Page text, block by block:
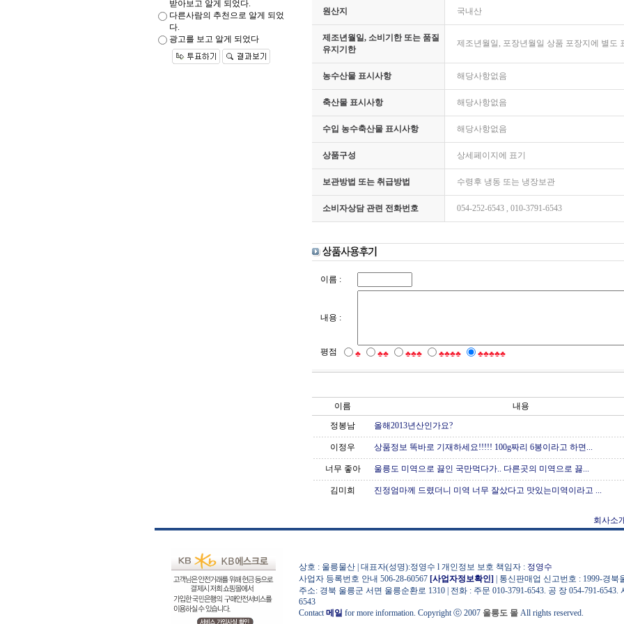
받아보고 알게 되었다.
다른사람의 추천으로 알게 되었
다.
광고를 보고 알게 되었다
원산지 국내산
제조년월일, 소비기한 또는 품질
유지기한
제조년월일, 포장년월일 상품 포장지에 별도
농수산물 표시사항 해당사항없음
축산물 표시사항 해당사항없음
수입 농수축산물 표시사항 해당사항없음
상품구성 상세페이지에 표기
보관방법 또는 취급방법 수령후 냉동 또는 냉장보관
소비자상담 관련 전화번호 054-252-6543 , 010-3791-6543
이름 :
내용 :
평점 ♣ ♣♣ ♣♣♣ ♣♣♣♣ ♣♣♣♣♣
이름
내용
정봉남
올해2013년산인가요?
이정우 상품정보 똑바로 기재하세요!!!!! 100g짜리 6봉이라고 하면...
너무 좋아 울릉도 미역으로 끓인 국만먹다가.. 다른곳의 미역으로 끓...
김미희 진정엄마께 드렸더니 미역 너무 잘샀다고 맛있는미역이라고 ...
회사소
상호 : 울릉물산 | 대표자(성명):정영수 l 개인정보 보호 책임자 : 정영수
사업자 등록번호 안내 506-28-60567 [사업자정보확인]
| 통신판매업 신고번호 : 1999-경북
주소: 경북 울릉군 서면 울릉순환로 1310 | 전화 : 주문 010-3791-6543. 공 장 054-791-6543.
6543
Contact메일 for more information. Copyright ⓒ 2007 울릉도 몰 All rights reserved.